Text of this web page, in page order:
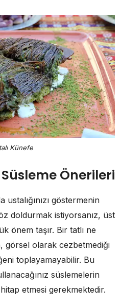
Künefe
Önerileri
ustalığınızı göstermenin
doldurmak istiyorsanız, üst
önem taşır. Bir tatlı ne
görsel olarak cezbetmediği
toplayamayabilir. Bu
süslemelerin
etmesi gerekmektedir.